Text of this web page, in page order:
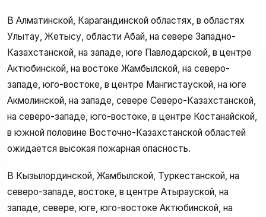
В Алматинской, Карагандинской областях, в областях
Улытау, Жетысу, области Абай, на севере Западно-
Казахстанской, на западе, юге Павлодарской, в центре
Актюбинской, на востоке Жамбылской, на северо-
западе, юго-востоке, в центре Мангистауской, на юге
Акмолинской, на западе, севере Северо-Казахстанской,
на северо-западе, юго-востоке, в центре Костанайской,
в южной половине Восточно-Казахстанской областей
ожидается высокая пожарная опасность.
В Кызылординской, Жамбылской, Туркестанской, на
северо-западе, востоке, в центре Атырауской, на
западе, севере, юге, юго-востоке Актюбинской, на